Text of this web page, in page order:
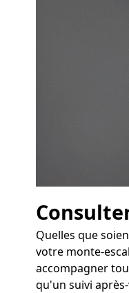
Quelles que
votre monte-
accompagner
qu'un suivi